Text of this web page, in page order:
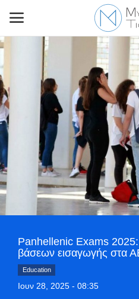
Contact Us
Politique
Business
World
Greece
Style Adorés
Panhellenic Exams 2025:
βάσεων εισαγωγής στα
Education
Ιουν 28, 2025 - 08:35